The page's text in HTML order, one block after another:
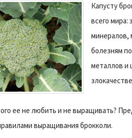
Капусту
всего
минералов,
болезням
металлов и
ее не любить и не выращивать?
выращивания брокколи.